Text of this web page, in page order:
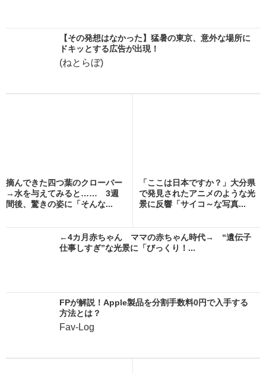
【その発想はなかった】猛暑の東京、意外な場所に
ドキッとする広告が出現！
(ねとらぼ)
摘んできた四つ葉のクローバー
→水を与えてみると…… 3週
間後、驚きの姿に「そんな...
「ここは日本ですか？」大分県
で発見されたアニメのような光
景に反響「サイコ～な写真...
←4カ月赤ちゃん ママの赤ちゃん時代→ “遺伝子
仕事しすぎ”な光景に「びっくり！...
FPが解説！Apple製品を分割手数料0円で入手する
方法とは？
Fav-Log